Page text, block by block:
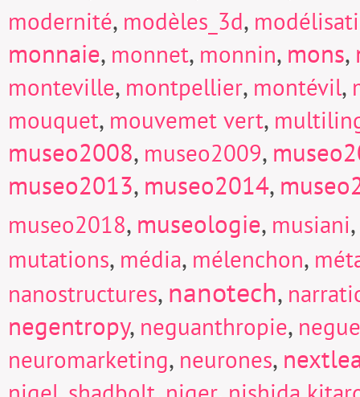
modernité, modèles_3d,
monnaie, monnet, monnin, mons,
monteville, montpellier, montévil,
mouquet, mouvemet vert,
museo2008, museo2009,
museo2013, museo2014,
museo2018, museologie, musiani,
mutations, média, mélenchon,
nanostructures, nanotech,
negentropy, neguanthropie,
neuromarketing, neurones,